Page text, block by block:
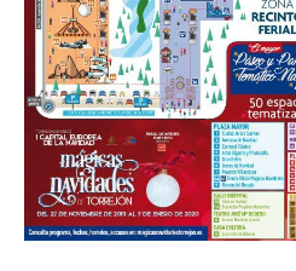
el
noviembre
en
Torrejón